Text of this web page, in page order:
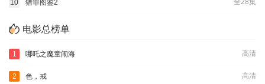
全28集
10 猎罪图鉴2
电影总榜单
高清
1 哪吒之魔童闹海
高清
2 色，戒